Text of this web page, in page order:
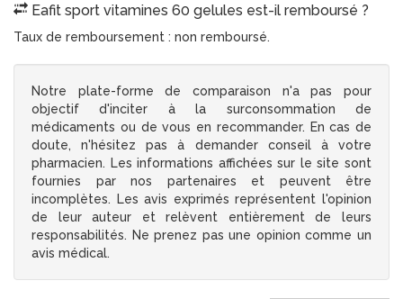
Eafit sport vitamines 60 gelules est-il remboursé ?
Taux de remboursement : non remboursé.
Notre plate-forme de comparaison n'a pas pour
objectif d'inciter à la surconsommation de
médicaments ou de vous en recommander. En cas de
doute, n'hésitez pas à demander conseil à votre
pharmacien. Les informations affichées sur le site sont
fournies par nos partenaires et peuvent être
incomplètes. Les avis exprimés représentent l'opinion
de leur auteur et relèvent entièrement de leurs
responsabilités. Ne prenez pas une opinion comme un
avis médical.